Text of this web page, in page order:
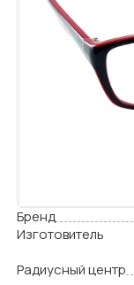
Бренд
Изготовитель
Радиусный центр